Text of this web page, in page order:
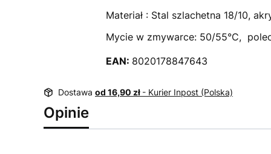
Materiał : Stal szlachetna 18/10,
Mycie w zmywarce: 50/55°C,
EAN: 8020178847643
Dostawa od 16,90 zł - Kurier Inpost (Polska)
Opinie